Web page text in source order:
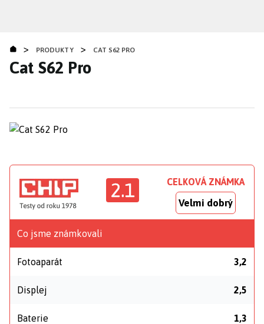
obsahu
> PRODUKTY > CAT S62 PRO
Cat S62 Pro
2.1 CELKOVÁ ZNÁMKA
Velmi dobrý
Co jsme známkovali
Fotoaparát 3,2
Displej 2,5
Baterie 1,3